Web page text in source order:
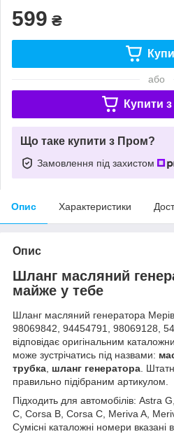
599 ₴
або
Купити з
Що таке купити з Пром?
Замовлення під захистом
Опис Характеристики
Опис
Шланг масляний
майже у тебе
Шланг масляний генератора
98069842, 94454791, 98069128,
відповідає оригінальним
може зустрічатись під назвами:
трубка, шланг генератора.
правильно підібраним артикулом.
Підходить для автомобілів: Astra
C, Corsa B, Corsa C, Meriva A,
Сумісні каталожні номери вказані